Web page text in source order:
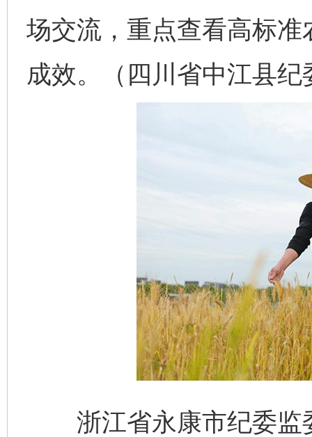
场交流，重点查看高标
成效。（四川省中江县
浙江省永康市纪委监
完善运行机制助力责任有效落实 一纸欠